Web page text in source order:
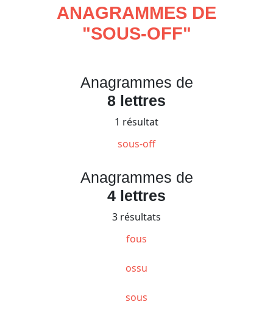
ANAGRAMMES DE
"SOUS-OFF"
Anagrammes de
8 lettres
1 résultat
sous-off
Anagrammes de
4 lettres
3 résultats
fous
ossu
sous